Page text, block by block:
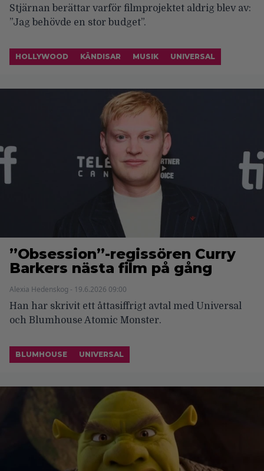
Stjärnan berättar varför filmprojektet aldrig blev av:
”Jag behövde en stor budget”.
HOLLYWOOD KÄNDISAR MUSIK UNIVERSAL
”Obsession”-regissören Curry
Barkers nästa film på gång
Alexia Hedenskog - 19.6.2026 09:00
Han har skrivit ett åttasiffrigt avtal med Universal
och Blumhouse Atomic Monster.
BLUMHOUSE UNIVERSAL